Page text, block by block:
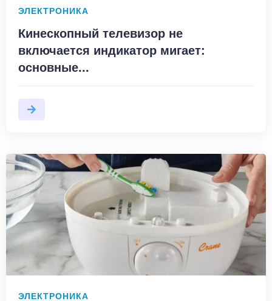
ЭЛЕКТРОНИКА
Кинескопный телевизор не
включается индикатор мигает:
основные...
ЭЛЕКТРОНИКА